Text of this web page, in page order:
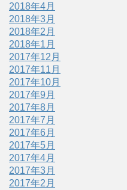
2018年4月
2018年3月
2018年2月
2018年1月
2017年12月
2017年11月
2017年10月
2017年9月
2017年8月
2017年7月
2017年6月
2017年5月
2017年4月
2017年3月
2017年2月